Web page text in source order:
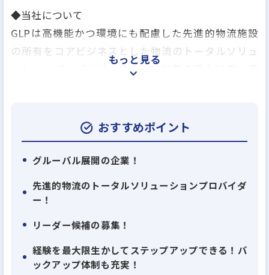
◆当社について
GLPは高機能かつ環境にも配慮した先進的物流施設
の所有をコアビジネスとした物流のトータルソリュ
ーションプロバイダーです。2009年の設立以来、日
て、飛躍的に成長を続けてきました。物流の川上か
ら川下まで、人やモノの流れを変えるソリューショ
ンを提供しています。
◆ 成長を続ける物流不動産ビジネス
どでそのニーズはさらに拡大すると見られています。
しかし、物流施設全体でECに不可欠な先進的物流施
設の割合は全体の約3.9％にすぎません。ECビジネス
もっと見る
おすすめポイント
グルーバル展開の企業！
先進的物流のトータルソリューションプロバイダ
ー！
リーダー候補の募集！
経験を最大限生かしてステップアップできる！バ
ックアップ体制も充実！